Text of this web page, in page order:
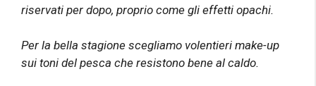
riservati per dopo, proprio come gli effetti opachi.
Per la bella stagione scegliamo volentieri make-up
sui toni del pesca che resistono bene al caldo.